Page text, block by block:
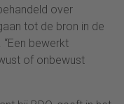
over
tot de bron in de
bewerkt
of onbewust